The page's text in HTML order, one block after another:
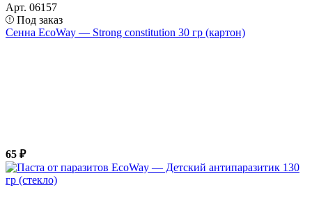
Арт. 06157
Под заказ
Сенна EcoWay — Strong constitution 30 гр (картон)
65 ₽